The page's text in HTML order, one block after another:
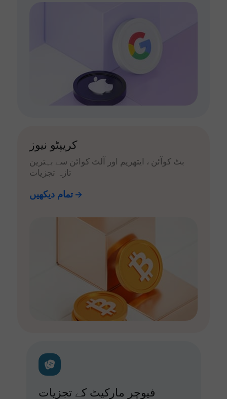
کریپٹو نیوز
بٹ کوآئن ، ایتھریم اور آلٹ کوائن سے بہترین
تازہ تجزیات
تمام دیکھیں
فیوچر مارکیٹ کے تجزیات